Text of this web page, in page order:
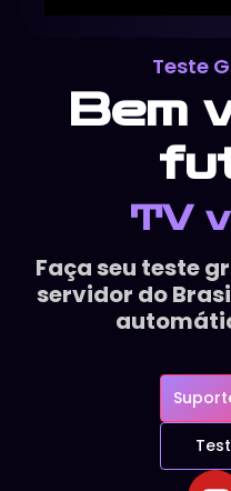
Teste
Bem
TV
Faça seu teste
servidor do